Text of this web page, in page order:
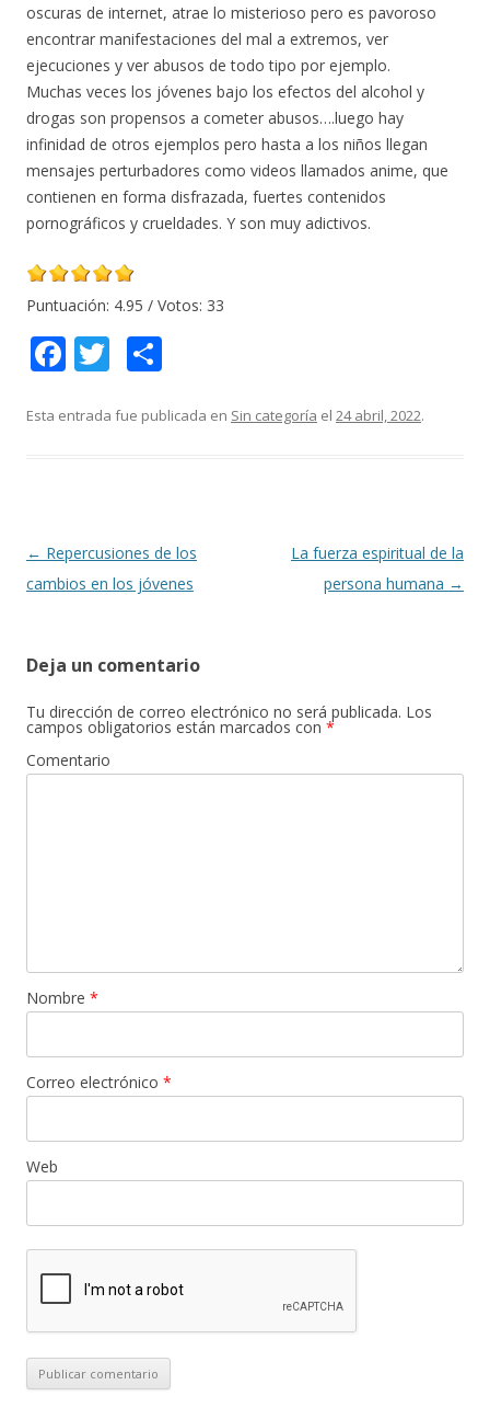
oscuras de internet, atrae lo misterioso pero es pavoroso
encontrar manifestaciones del mal a extremos, ver
ejecuciones y ver abusos de todo tipo por ejemplo.
Muchas veces los jóvenes bajo los efectos del alcohol y
drogas son propensos a cometer abusos….luego hay
infinidad de otros ejemplos pero hasta a los niños llegan
mensajes perturbadores como videos llamados anime, que
contienen en forma disfrazada, fuertes contenidos
pornográficos y crueldades. Y son muy adictivos.
Puntuación: 4.95 / Votos: 33
F
ac
e
k
T
w
itt m
r
Esta entrada fue publicada en Sin categoría el 24 abril, 2022.
Navegación
de
← Repercusiones de los
cambios en los jóvenes
La fuerza espiritual de la
persona humana →
Deja un comentario
Tu dirección de correo electrónico no será publicada. Los
campos obligatorios están marcados con *
Comentario
Nombre *
Correo electrónico *
Web